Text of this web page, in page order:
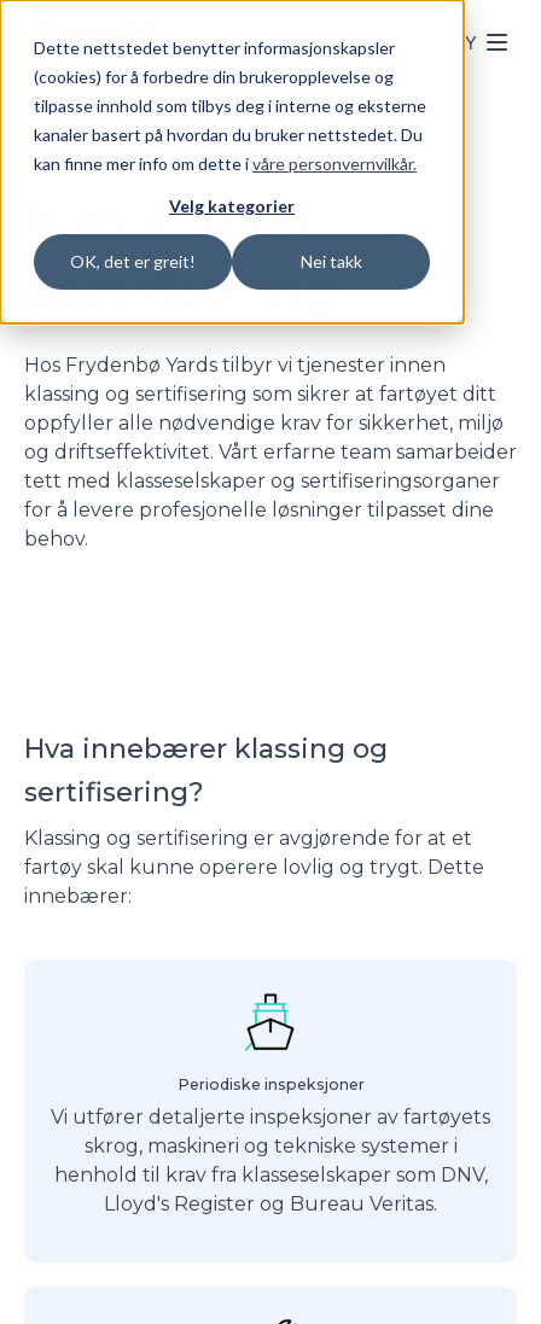
Dette nettstedet benytter informasjonskapsler
(cookies) for å forbedre din brukeropplevelse og
tilpasse innhold som tilbys deg i interne og eksterne
kanaler basert på hvordan du bruker nettstedet. Du
kan finne mer info om dette ivåre personvernvilkår.
Velg kategorier
OK, det er greit! Nei takk
MENY
Klassing og
Sertifisering
Hos Frydenbø Yards tilbyr vi tjenester innen
klassing og sertifisering som sikrer at fartøyet ditt
oppfyller alle nødvendige krav for sikkerhet, miljø
og driftseffektivitet. Vårt erfarne team samarbeider
tett med klasseselskaper og sertifiseringsorganer
for å levere profesjonelle løsninger tilpasset dine
behov.
Hva innebærer klassing og
sertifisering?
Klassing og sertifisering er avgjørende for at et
fartøy skal kunne operere lovlig og trygt. Dette
innebærer:
Periodiske inspeksjoner
Vi utfører detaljerte inspeksjoner av fartøyets
skrog, maskineri og tekniske systemer i
henhold til krav fra klasseselskaper som DNV,
Lloyd's Register og Bureau Veritas.